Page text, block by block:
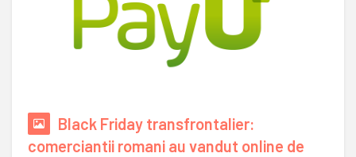
Black Friday transfrontalier:
comerciantii romani au vandut online de